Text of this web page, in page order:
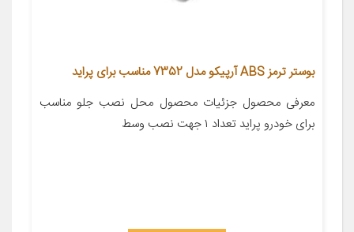
بوستر ترمز ABS آرپیکو مدل 7352 مناسب برای پراید
معرفی محصول جزئیات محصول محل نصب جلو مناسب
برای خودرو پراید تعداد ۱ جهت نصب وسط